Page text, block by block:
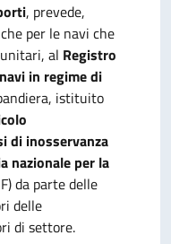
, prevede,
per le navi che
al Registro
in regime di
istituito
di inosservanza
nazionale per la
da parte delle
delle
di settore.